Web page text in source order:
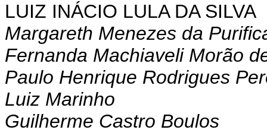
LUIZ INÁCIO LULA DA SILVA
Margareth Menezes da
Fernanda Machiaveli Morão
Paulo Henrique Rodrigues
Luiz Marinho
Guilherme Castro Boulos